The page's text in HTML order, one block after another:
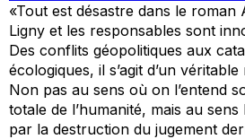
«Tout est désastre dans le roman
Ligny et les responsables sont
Des conflits géopolitiques aux
écologiques, il s’agit d’un
Non pas au sens où on l’entend
totale de l’humanité, mais au
par la destruction du jugement